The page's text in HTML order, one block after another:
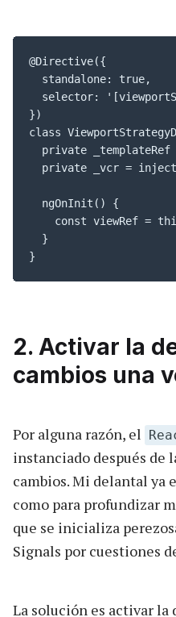
@Directive({
  standalone: true,
selector:
})
class
private _templateRef
private _vcr =
  ngOnInit() {
const viewRef =
  }
}
2. Activar la
cambios una
Por alguna razón, el
instanciado después de
cambios. Mi delantal ya
como para profundizar
que se inicializa
Signals por cuestiones
La solución es activar la